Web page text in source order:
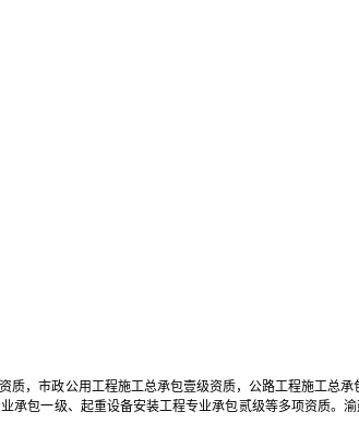
，市政公用工程施工总承包壹级资质，公路工程施工总承
包一级、起重设备安装工程专业承包贰级等多项资质。